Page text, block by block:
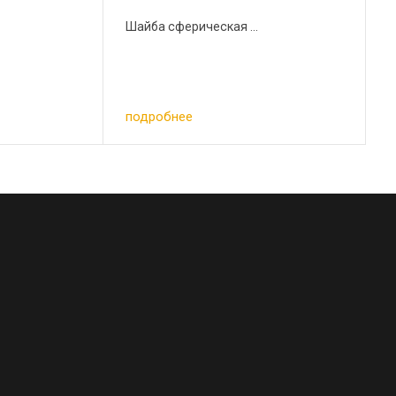
Шайба сферическая ...
подробнее